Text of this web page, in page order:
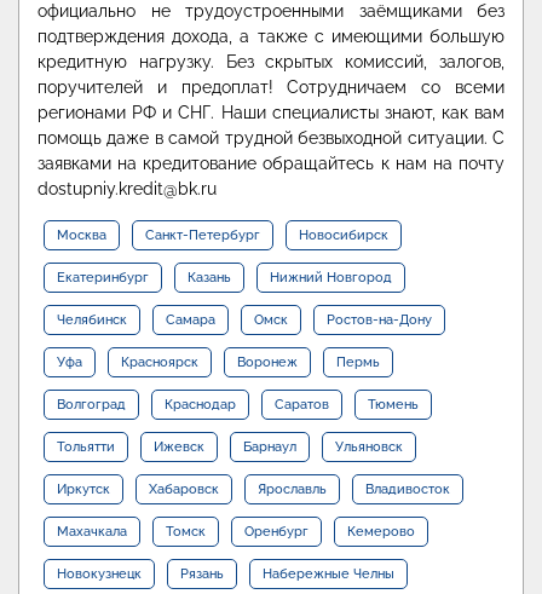
официально не трудоустроенными заёмщиками без
подтверждения дохода, а также с имеющими большую
кредитную нагрузку. Без скрытых комиссий, залогов,
поручителей и предоплат! Сотрудничаем со всеми
регионами РФ и СНГ. Наши специалисты знают, как вам
помощь даже в самой трудной безвыходной ситуации. С
заявками на кредитование обращайтесь к нам на почту
dostupniy.kredit@bk.ru
Москва Санкт-Петербург Новосибирск
Екатеринбург Казань Нижний Новгород
Челябинск Самара Омск Ростов-на-Дону
Уфа Красноярск Воронеж Пермь
Волгоград Краснодар Саратов Тюмень
Тольятти Ижевск Барнаул Ульяновск
Иркутск Хабаровск Ярославль Владивосток
Махачкала Томск Оренбург Кемерово
Новокузнецк Рязань Набережные Челны